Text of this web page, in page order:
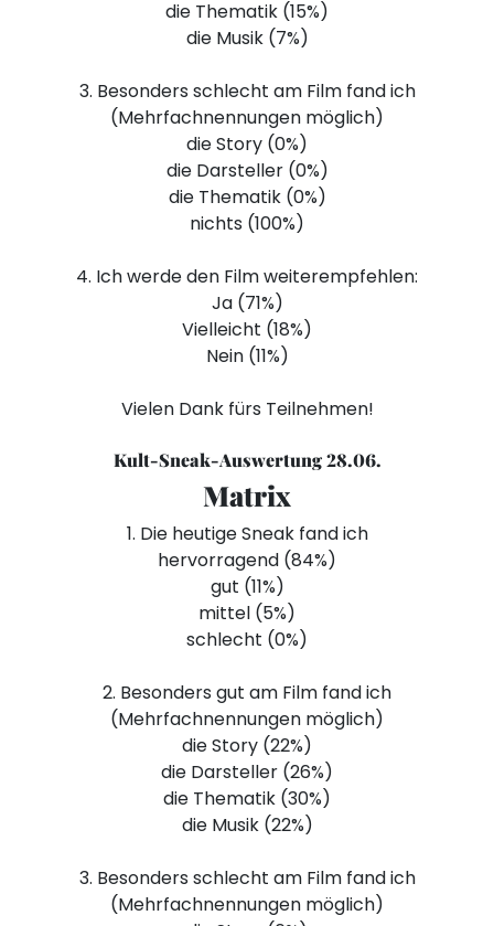
die Thematik (15%)
die Musik (7%)
3. Besonders schlecht am Film fand ich
(Mehrfachnennungen möglich)
die Story (0%)
die Darsteller (0%)
die Thematik (0%)
nichts (100%)
4. Ich werde den Film weiterempfehlen:
Ja (71%)
Vielleicht (18%)
Nein (11%)
Vielen Dank fürs Teilnehmen!
Kult-Sneak-Auswertung 28.06.
Matrix
1. Die heutige Sneak fand ich
hervorragend (84%)
gut (11%)
mittel (5%)
schlecht (0%)
2. Besonders gut am Film fand ich
(Mehrfachnennungen möglich)
die Story (22%)
die Darsteller (26%)
die Thematik (30%)
die Musik (22%)
3. Besonders schlecht am Film fand ich
(Mehrfachnennungen möglich)